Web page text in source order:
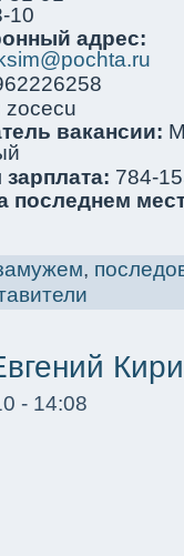
10
адрес:
zocecu
вакaнсии:
784-
последнем
,
- 14:08